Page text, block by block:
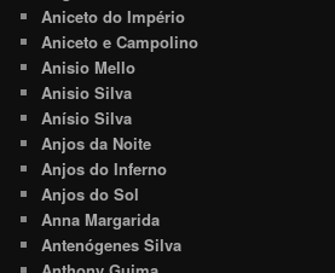
Aniceto do Império
Aniceto e Campolino
Anisio Mello
Anisio Silva
Anísio Silva
Anjos da Noite
Anjos do Inferno
Anjos do Sol
Anna Margarida
Antenógenes Silva